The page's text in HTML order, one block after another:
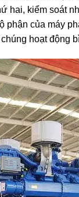
hai, kiểm soát
phận của máy
hoạt động